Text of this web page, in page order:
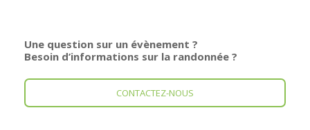
Une question sur un évènement ?
Besoin d’informations sur la randonnée ?
CONTACTEZ-NOUS